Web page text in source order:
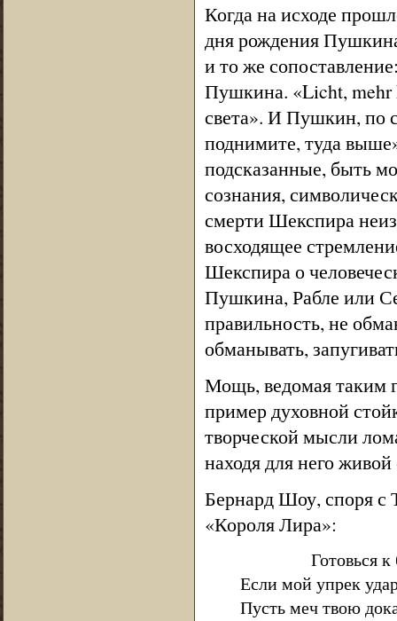
Когда на исходе
дня рождения
и то же
Пушкина. «Licht, mehr
света». И Пушкин, по
поднимите, туда
подсказанные, быть
сознания,
смерти Шекспира
восходящее
Шекспира о
Пушкина, Рабле или
правильность, не
обманывать,
Мощь, ведомая таким
пример духовной
творческой мысли
находя для него живой
Бернард Шоу, споря с
«Короля Лира»:
Готовься к
Если мой упрек
Пусть меч твою